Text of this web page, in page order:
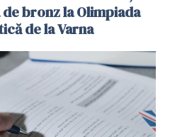
bronz la Olimpiada
de la Varna